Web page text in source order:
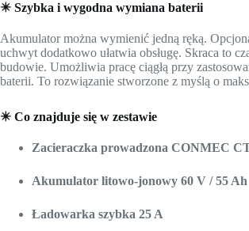
✴️ Szybka i wygodna wymiana baterii
Akumulator można wymienić jedną ręką.
uchwyt dodatkowo ułatwia obsługę. Skraca to
budowie. Umożliwia pracę ciągłą przy
baterii. To rozwiązanie stworzone z myślą o
✴️ Co znajduje się w zestawie
Zacieraczka prowadzona CONMEC
Akumulator litowo-jonowy 60 V / 55 Ah
Ładowarka szybka 25 A